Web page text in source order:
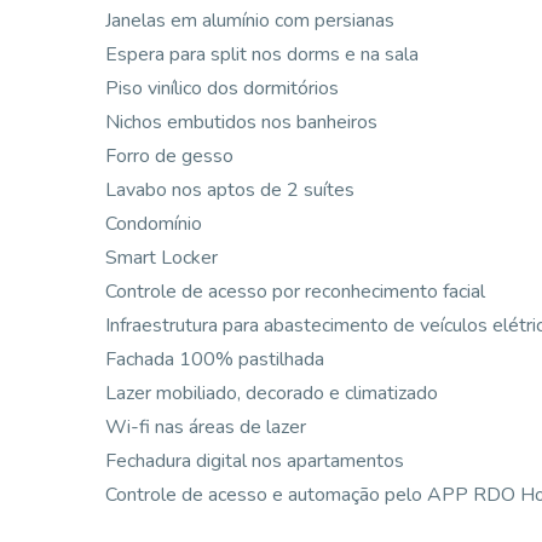
Janelas em alumínio com persianas
Espera para split nos dorms e na sala
Piso vinílico dos dormitórios
Nichos embutidos nos banheiros
Forro de gesso
Lavabo nos aptos de 2 suítes
Condomínio
Smart Locker
Controle de acesso por reconhecimento facial
Infraestrutura para abastecimento de veículos
Fachada 100% pastilhada
Lazer mobiliado, decorado e climatizado
Wi-fi nas áreas de lazer
Fechadura digital nos apartamentos
Controle de acesso e automação pelo APP RDO